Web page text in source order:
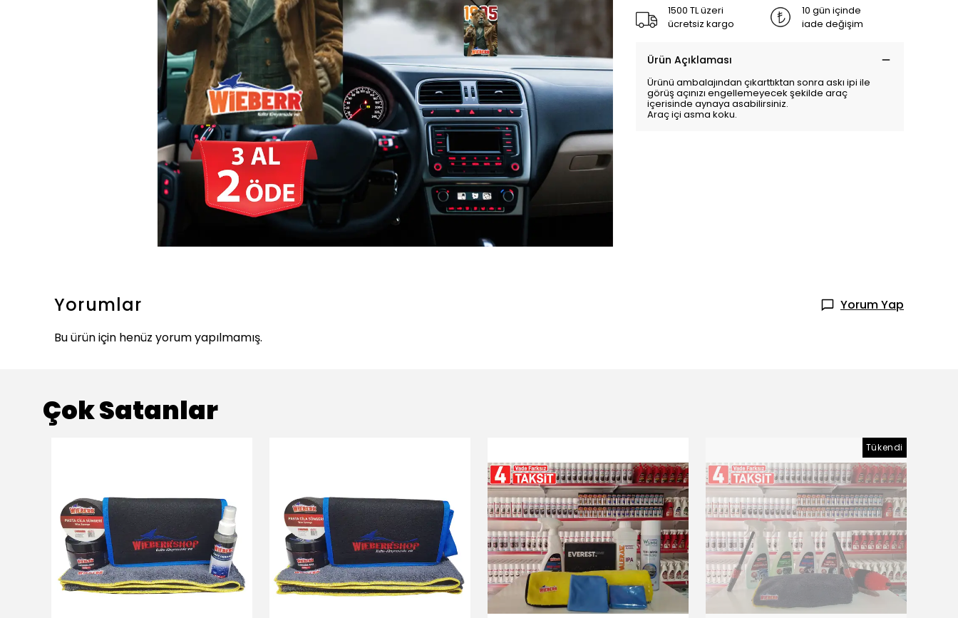
1500 TL üzeri
ücretsiz kargo
10 gün içinde
iade değişim
Ürün Açıklaması
Ürünü ambalajından çıkarttıktan sonra askı ipi ile
görüş açınızı engellemeyecek şekilde araç
içerisinde aynaya asabilirsiniz.
Araç içi asma koku.
Yorumlar
Yorum Yap
Bu ürün için henüz yorum yapılmamış.
Çok Satanlar
Tükendi